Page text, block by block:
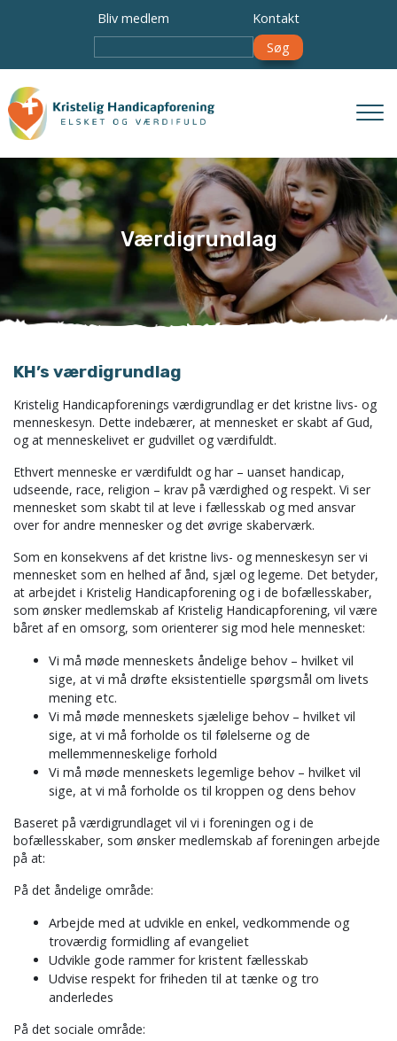
Bliv medlem Kontakt
Værdigrundlag
KH’s værdigrundlag
Kristelig Handicapforenings værdigrundlag er det kristne livs- og
menneskesyn. Dette indebærer, at mennesket er skabt af Gud,
og at menneskelivet er gudvillet og værdifuldt.
Ethvert menneske er værdifuldt og har – uanset handicap,
udseende, race, religion – krav på værdighed og respekt. Vi ser
mennesket som skabt til at leve i fællesskab og med ansvar
over for andre mennesker og det øvrige skaberværk.
Som en konsekvens af det kristne livs- og menneskesyn ser vi
mennesket som en helhed af ånd, sjæl og legeme. Det betyder,
at arbejdet i Kristelig Handicapforening og i de bofællesskaber,
som ønsker medlemskab af Kristelig Handicapforening, vil være
båret af en omsorg, som orienterer sig mod hele mennesket:
Vi må møde menneskets åndelige behov – hvilket vil
sige, at vi må drøfte eksistentielle spørgsmål om livets
mening etc.
Vi må møde menneskets sjælelige behov – hvilket vil
sige, at vi må forholde os til følelserne og de
mellemmenneskelige forhold
Vi må møde menneskets legemlige behov – hvilket vil
sige, at vi må forholde os til kroppen og dens behov
Baseret på værdigrundlaget vil vi i foreningen og i de
bofællesskaber, som ønsker medlemskab af foreningen arbejde
på at:
På det åndelige område:
Arbejde med at udvikle en enkel, vedkommende og
troværdig formidling af evangeliet
Udvikle gode rammer for kristent fællesskab
Udvise respekt for friheden til at tænke og tro
anderledes
På det sociale område: